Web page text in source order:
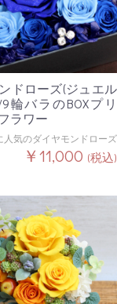
ドローズ(ジュエル
輪バラのBOXプリ
ラワー
人気のダイヤモンドローズ
￥11,000 (税込)